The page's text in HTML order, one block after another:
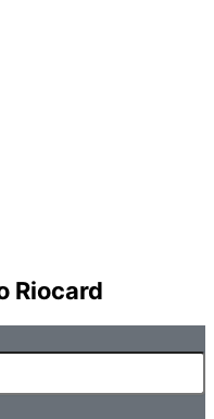
Riocard